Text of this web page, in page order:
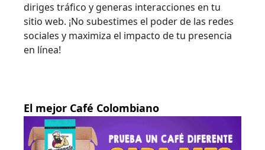
diriges tráfico y generas interacciones en tu
sitio web. ¡No subestimes el poder de las redes
sociales y maximiza el impacto de tu presencia
en línea!
El mejor Café Colombiano